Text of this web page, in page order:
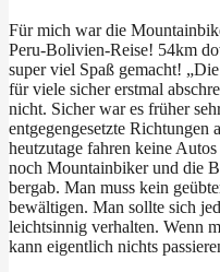
Für mich war die
Peru-Bolivien-Reise! 54km
super viel Spaß gemacht!
für viele sicher erstmal
nicht. Sicher war es früher
entgegengesetzte Richtungen
heutzutage fahren keine
noch Mountainbiker und die
bergab. Man muss kein
bewältigen. Man sollte sich
leichtsinnig verhalten. Wenn
kann eigentlich nichts